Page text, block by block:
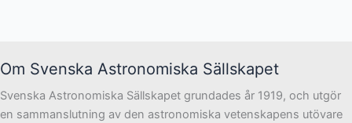
Om Svenska Astronomiska Sällskapet
Svenska Astronomiska Sällskapet grundades år 1919, och utgör
en sammanslutning av den astronomiska vetenskapens utövare